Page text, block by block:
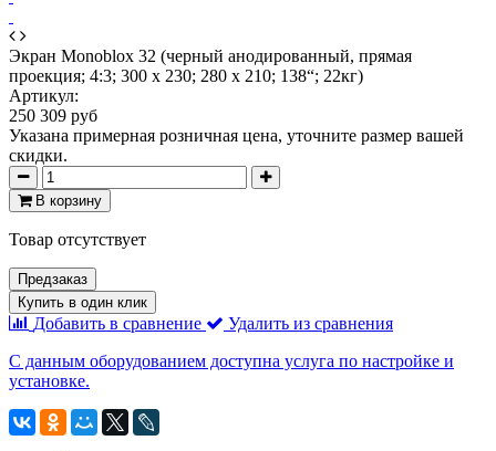
Экран Monoblox 32 (черный анодированный, прямая
проекция; 4:3; 300 x 230; 280 x 210; 138“; 22кг)
Артикул:
250 309 руб
Указана примерная розничная цена, уточните размер вашей
скидки.
В корзину
Товар отсутствует
Предзаказ
Купить в один клик
Добавить в сравнение
Удалить из сравнения
С данным оборудованием доступна услуга по настройке и
установке.